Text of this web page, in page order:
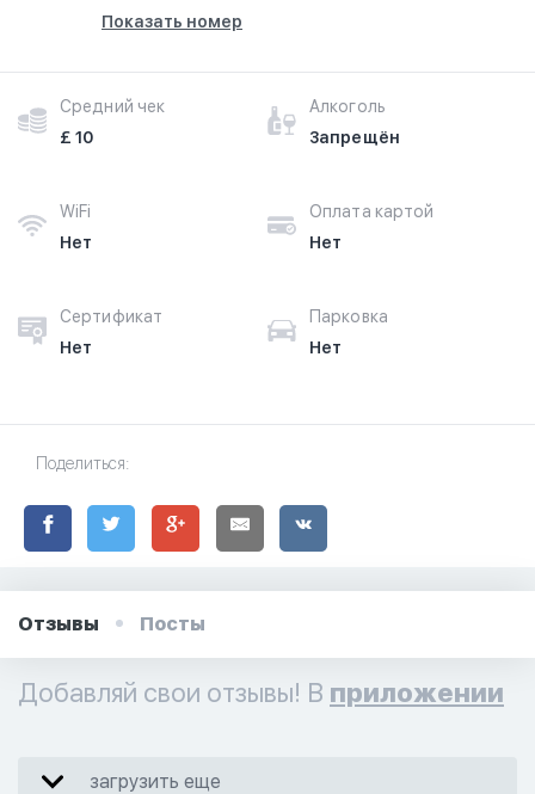
Показать номер
Средний чек
£ 10
Алкоголь
Запрещён
WiFi
Нет
Оплата картой
Нет
Сертификат
Нет
Парковка
Нет
Поделиться:
Отзывы Посты
Добавляй свои отзывы! В приложении
загрузить еще